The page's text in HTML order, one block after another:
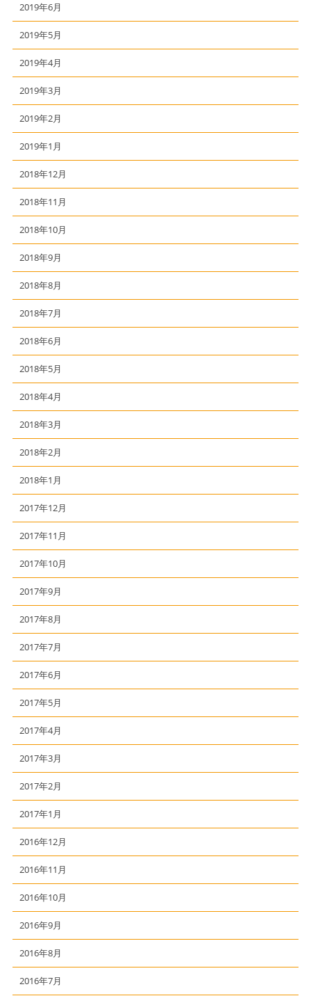
2019年6月
2019年5月
2019年4月
2019年3月
2019年2月
2019年1月
2018年12月
2018年11月
2018年10月
2018年9月
2018年8月
2018年7月
2018年6月
2018年5月
2018年4月
2018年3月
2018年2月
2018年1月
2017年12月
2017年11月
2017年10月
2017年9月
2017年8月
2017年7月
2017年6月
2017年5月
2017年4月
2017年3月
2017年2月
2017年1月
2016年12月
2016年11月
2016年10月
2016年9月
2016年8月
2016年7月